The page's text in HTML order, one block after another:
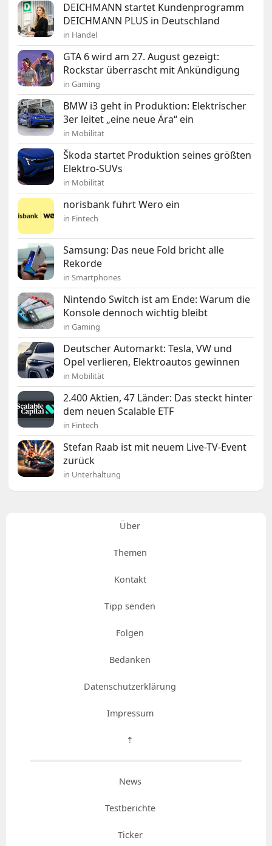
DEICHMANN startet Kundenprogramm
DEICHMANN PLUS in Deutschland
in Handel
GTA 6 wird am 27. August gezeigt:
Rockstar überrascht mit Ankündigung
in Gaming
BMW i3 geht in Produktion: Elektrischer
3er leitet „eine neue Ära“ ein
in Mobilität
Škoda startet Produktion seines größten
Elektro-SUVs
in Mobilität
norisbank führt Wero ein
in Fintech
Samsung: Das neue Fold bricht alle
Rekorde
in Smartphones
Nintendo Switch ist am Ende: Warum die
Konsole dennoch wichtig bleibt
in Gaming
Deutscher Automarkt: Tesla, VW und
Opel verlieren, Elektroautos gewinnen
in Mobilität
2.400 Aktien, 47 Länder: Das steckt hinter
dem neuen Scalable ETF
in Fintech
Stefan Raab ist mit neuem Live-TV-Event
zurück
in Unterhaltung
Über
Themen
Kontakt
Tipp senden
Folgen
Bedanken
Datenschutzerklärung
Impressum
⇡
News
Testberichte
Ticker